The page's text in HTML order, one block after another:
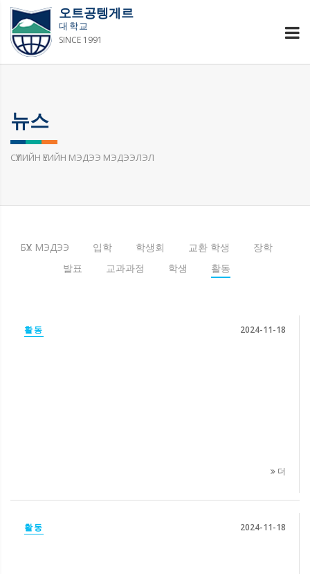
오트공텡게르
대학교
SINCE 1991
뉴스
СҮҮЛИЙН ҮЕИЙН МЭДЭЭ МЭДЭЭЛЭЛ
БҮХ МЭДЭЭ 입학 학생회 교환 학생
장학
발표
교과과정 학생 활동
활동 2024-11-18
더
활동 2024-11-18